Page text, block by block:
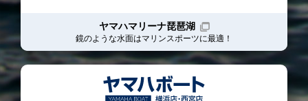
ヤマハマリーナ琵琶湖
鏡のような水面はマリンスポーツに最適！